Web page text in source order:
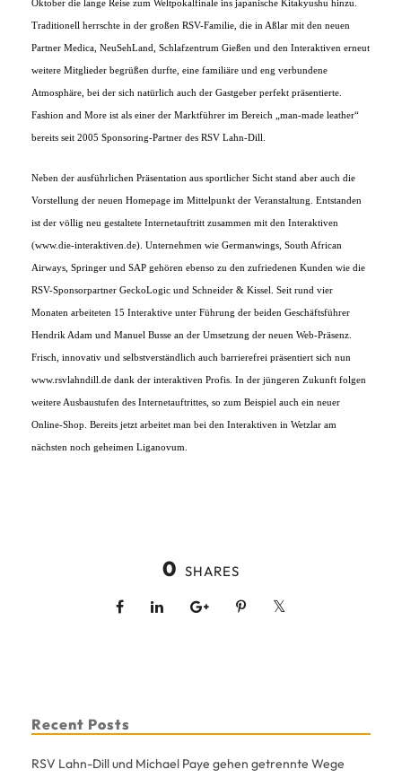
Oktober die lange Reise zum Weltpokalfinale ins japanische Kitakyushu hinzu.
Traditionell herrschte in der großen RSV-Familie, die in Aßlar mit den neuen
Partner Medica, NeuSehLand, Schlafzentrum Gießen und den Interaktiven erneut
weitere Mitglieder begrüßen durfte, eine familiäre und eng verbundene
Atmosphäre, bei der sich natürlich auch der Gastgeber perfekt präsentierte.
Fashion and More ist als einer der Marktführer im Bereich „man-made leather“
bereits seit 2005 Sponsoring-Partner des RSV Lahn-Dill.
Neben der ausführlichen Präsentation aus sportlicher Sicht stand aber auch die
Vorstellung der neuen Homepage im Mittelpunkt der Veranstaltung. Entstanden
ist der völlig neu gestaltete Internetauftritt zusammen mit den Interaktiven
(www.die-interaktiven.de). Unternehmen wie Germanwings, South African
Airways, Springer und SAP gehören ebenso zu den zufriedenen Kunden wie die
RSV-Sponsorpartner GeckoLogic und Schneider & Kissel. Seit rund vier
Monaten arbeiteten 15 Interaktive unter Führung der beiden Geschäftsführer
Hendrik Adam und Manuel Busse an der Umsetzung der neuen Web-Präsenz.
Frisch, innovativ und selbstverständlich auch barrierefrei präsentiert sich nun
www.rsvlahndill.de dank der interaktiven Profis. In der jüngeren Zukunft folgen
weitere Ausbaustufen des Internetauftrittes, so zum Beispiel auch ein neuer
Online-Shop. Bereits jetzt arbeitet man bei den Interaktiven in Wetzlar am
nächsten noch geheimen Liganovum.
0 SHARES
Recent Posts
RSV Lahn-Dill und Michael Paye gehen getrennte Wege